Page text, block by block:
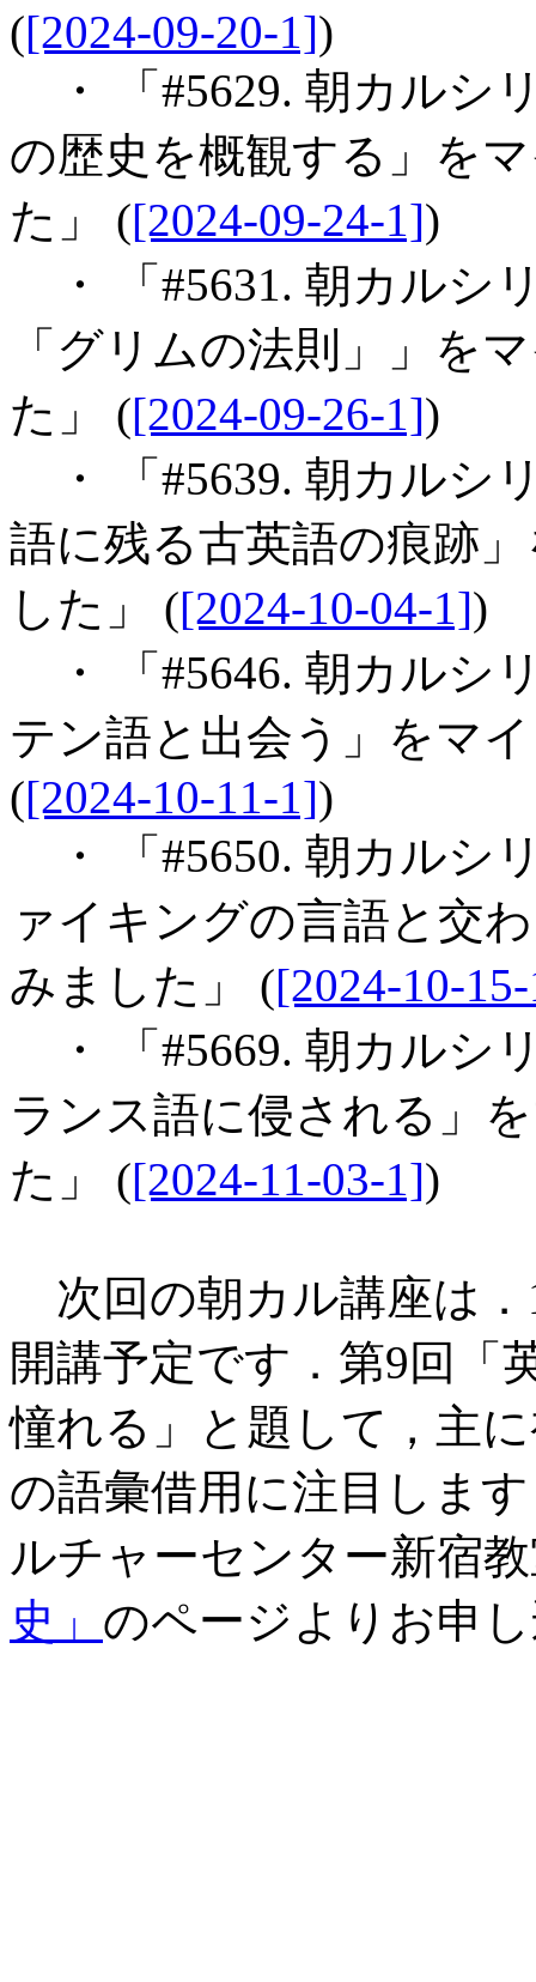
([2024-09-20-1])
・ 「#5629. 朝カルシ
の歴史を概観する」を
た」 ([2024-09-24-1])
・ 「#5631. 朝カルシ
「グリムの法則」」を
た」 ([2024-09-26-1])
・ 「#5639. 朝カルシ
語に残る古英語の痕跡
した」 ([2024-10-04-1])
・ 「#5646. 朝カルシ
テン語と出会う」をマ
([2024-10-11-1])
・ 「#5650. 朝カルシ
ァイキングの言語と交
みました」 ([2024-10-
・ 「#5669. 朝カルシ
ランス語に侵される」
た」 ([2024-11-03-1])
次回の朝カル講座は．
開講予定です．第9回「
憧れる」と題して，主
の語彙借用に注目しま
ルチャーセンター新宿
史」 のページよりお申